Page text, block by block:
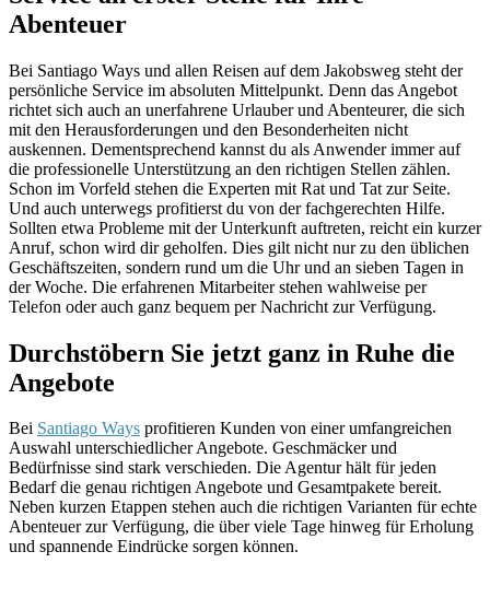
Abenteuer
Bei Santiago Ways und allen Reisen auf dem Jakobsweg steht der
persönliche Service im absoluten Mittelpunkt. Denn das Angebot
richtet sich auch an unerfahrene Urlauber und Abenteurer, die sich
mit den Herausforderungen und den Besonderheiten nicht
auskennen. Dementsprechend kannst du als Anwender immer auf
die professionelle Unterstützung an den richtigen Stellen zählen.
Schon im Vorfeld stehen die Experten mit Rat und Tat zur Seite.
Und auch unterwegs profitierst du von der fachgerechten Hilfe.
Sollten etwa Probleme mit der Unterkunft auftreten, reicht ein kurzer
Anruf, schon wird dir geholfen. Dies gilt nicht nur zu den üblichen
Geschäftszeiten, sondern rund um die Uhr und an sieben Tagen in
der Woche. Die erfahrenen Mitarbeiter stehen wahlweise per
Telefon oder auch ganz bequem per Nachricht zur Verfügung.
Durchstöbern Sie jetzt ganz in Ruhe die
Angebote
Bei Santiago Ways profitieren Kunden von einer umfangreichen
Auswahl unterschiedlicher Angebote. Geschmäcker und
Bedürfnisse sind stark verschieden. Die Agentur hält für jeden
Bedarf die genau richtigen Angebote und Gesamtpakete bereit.
Neben kurzen Etappen stehen auch die richtigen Varianten für echte
Abenteuer zur Verfügung, die über viele Tage hinweg für Erholung
und spannende Eindrücke sorgen können.